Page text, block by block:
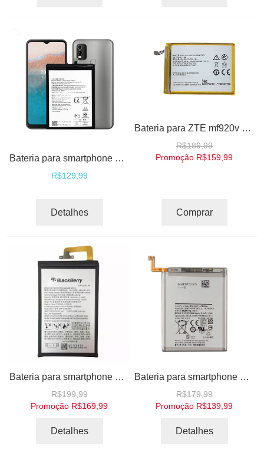
Bateria para smartphone Nokia G21
R$129,99
Detalhes
Bateria para ZTE mf920v mf920 mf920s mf920w mf910 mf910s mf910l
R$189,99
Promoção R$159,99
Comprar
Bateria para smartphone Blackberry Key1 Keyone
R$199,99
Promoção R$169,99
Detalhes
Bateria para smartphone Samsung Note 10 Note 10 Plus + Kit Troca
R$179,99
Promoção R$139,99
Detalhes